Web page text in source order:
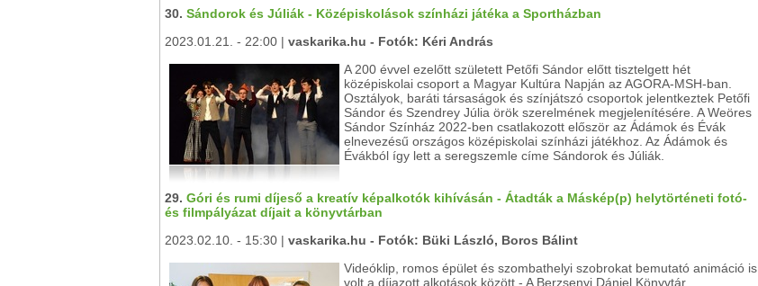
30. Sándorok és Júliák - Középiskolások színházi játéka a Sportházban
2023.01.21. - 22:00 | vaskarika.hu - Fotók: Kéri András
A 200 évvel ezelőtt született Petőfi Sándor előtt tisztelgett hét
középiskolai csoport a Magyar Kultúra Napján az AGORA-MSH-ban.
Osztályok, baráti társaságok és színjátszó csoportok jelentkeztek Petőfi
Sándor és Szendrey Júlia örök szerelmének megjelenítésére. A Weöres
Sándor Színház 2022-ben csatlakozott először az Ádámok és Évák
elnevezésű országos középiskolai színházi játékhoz. Az Ádámok és
Évákból így lett a seregszemle címe Sándorok és Júliák.
29. Góri és rumi díjeső a kreatív képalkotók kihívásán - Átadták a Máskép(p) helytörténeti fotó-
és filmpályázat díjait a könyvtárban
2023.02.10. - 15:30 | vaskarika.hu - Fotók: Büki László, Boros Bálint
Videóklip, romos épület és szombathelyi szobrokat bemutató animáció is
volt a díjazott alkotások között - A Berzsenyi Dániel Könyvtár